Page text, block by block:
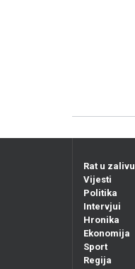
Rat u zalivu
Vijesti
Politika
Intervjui
Hronika
Ekonomija
Sport
Regija